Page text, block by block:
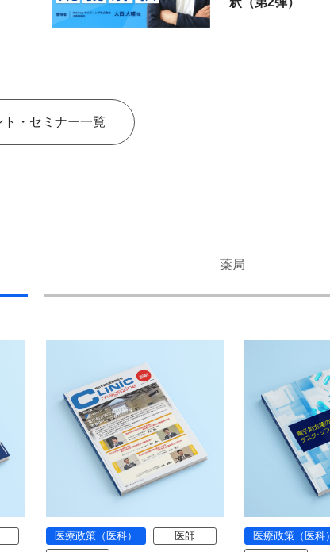
ト・セミナー一覧
薬局
医療政策（医科）
医師
医療政策（医科）